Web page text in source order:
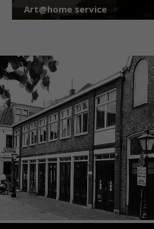
Art@home service